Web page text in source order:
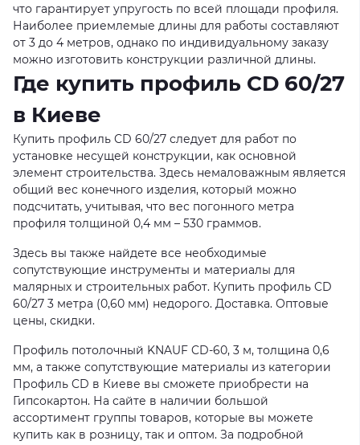
что гарантирует упругость по всей площади профиля.
Наиболее приемлемые длины для работы составляют
от 3 до 4 метров, однако по индивидуальному заказу
можно изготовить конструкции различной длины.
Где купить профиль CD 60/27
в Киеве
Купить профиль CD 60/27 следует для работ по
установке несущей конструкции, как основной
элемент строительства. Здесь немаловажным является
общий вес конечного изделия, который можно
подсчитать, учитывая, что вес погонного метра
профиля толщиной 0,4 мм – 530 граммов.
Здесь вы также найдете все необходимые
сопутствующие инструменты и материалы для
малярных и строительных работ. Купить профиль CD
60/27 3 метра (0,60 мм) недорого. Доставка. Оптовые
цены, скидки.
Профиль потолочный KNAUF CD-60, 3 м, толщина 0,6
мм, а также сопутствующие материалы из категории
Профиль CD в Киеве вы сможете приобрести на
Гипсокартон. На сайте в наличии большой
ассортимент группы товаров, которые вы можете
купить как в розницу, так и оптом. За подробной